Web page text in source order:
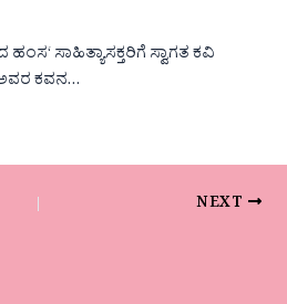
ಸಾಹಿತ್ಯಾಸಕ್ತರಿಗೆ ಸ್ವಾಗತ ಕವಿ
ಕವನ…
NEXT